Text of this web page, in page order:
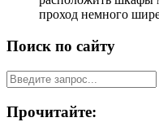
проход немного
Поиск по сайту
Прочитайте: